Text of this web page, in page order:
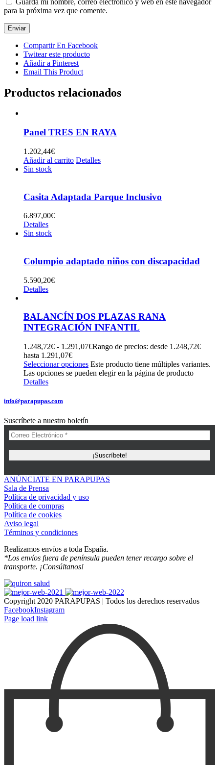
para la próxima vez que comente.
Compartir En Facebook
Twitear este producto
Añadir a Pinterest
Email This Product
Productos relacionados
Panel TRES EN RAYA
1.202,44€
Añadir al carrito Detalles
Sin stock
Casita Adaptada Parque Inclusivo
6.897,00€
Detalles
Sin stock
Columpio adaptado niños con discapacidad
5.590,20€
Detalles
BALANCÍN DOS PLAZAS RANA
INTEGRACIÓN INFANTIL
1.248,72€ - 1.291,07€Rango de precios: desde 1.248,72€
hasta 1.291,07€
Seleccionar opciones Este producto tiene múltiples variantes.
Las opciones se pueden elegir en la página de producto
Detalles
info@parapupas.com
Suscríbete a nuestro boletín
ANÚNCIATE EN PARAPUPAS
Sala de Prensa
Política de privacidad y uso
Política de compras
Política de cookies
Aviso legal
Términos y condiciones
Realizamos envíos a toda España.
*Los envíos fuera de península pueden tener recargo sobre el
transporte. ¡Consúltanos!
Copyright 2020 PARAPUPAS | Todos los derechos reservados
FacebookInstagram
Page load link